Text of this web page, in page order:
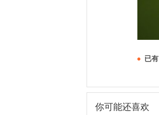
已有
你可能还喜欢